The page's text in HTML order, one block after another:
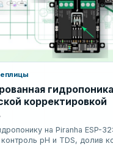
корректировкой
на Piranha ESP-32:
контроль pH и TDS, долив